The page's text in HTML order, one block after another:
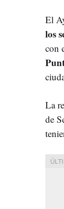
El
los
con
La
de